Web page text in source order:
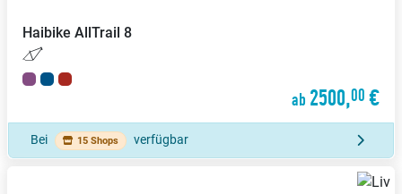
Haibike AllTrail 8
ab 2500,00 €
Bei 15 Shops verfügbar